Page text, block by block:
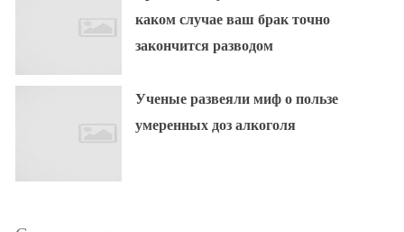
каком случае ваш брак точно
закончится разводом
Ученые развеяли миф о пользе
умеренных доз алкоголя